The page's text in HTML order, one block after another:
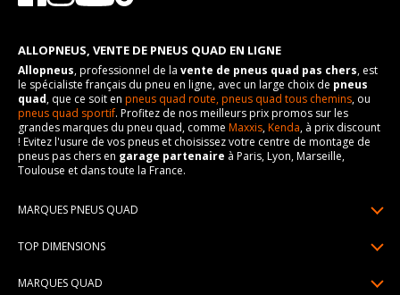
ALLOPNEUS, VENTE DE PNEUS QUAD EN LIGNE
Allopneus, professionnel de la vente de pneus quad pas chers, est
le spécialiste français du pneu en ligne, avec un large choix de pneus
quad, que ce soit en pneus quad route,pneus quad tous chemins, ou
pneus quad sportif. Profitez de nos meilleurs prix promos sur les
grandes marques du pneu quad, comme Maxxis,Kenda, à prix discount
! Evitez l'usure de vos pneus et choisissez votre centre de montage de
pneus pas chers en garage partenaire à Paris, Lyon, Marseille,
Toulouse et dans toute la France.
MARQUES PNEUS QUAD
Pneus BKT
TOP DIMENSIONS
MARQUES QUAD